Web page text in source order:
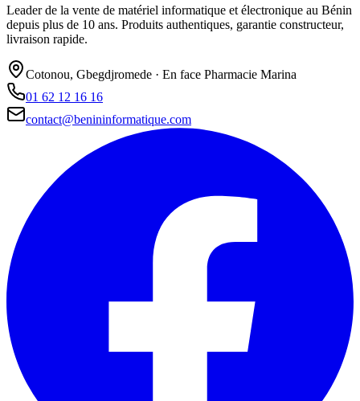
Leader de la vente de matériel informatique et électronique au Bénin
depuis plus de 10 ans. Produits authentiques, garantie constructeur,
livraison rapide.
Cotonou, Gbegdjromede · En face Pharmacie Marina
01 62 12 16 16
contact@benininformatique.com